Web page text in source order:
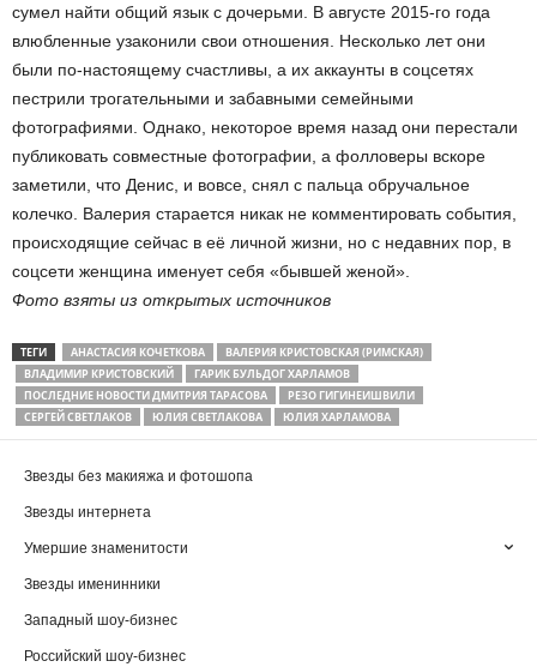
сумел найти общий язык с дочерьми. В августе 2015-го года
влюбленные узаконили свои отношения. Несколько лет они
были по-настоящему счастливы, а их аккаунты в соцсетях
пестрили трогательными и забавными семейными
фотографиями. Однако, некоторое время назад они перестали
публиковать совместные фотографии, а фолловеры вскоре
заметили, что Денис, и вовсе, снял с пальца обручальное
колечко. Валерия старается никак не комментировать события,
происходящие сейчас в её личной жизни, но с недавних пор, в
соцсети женщина именует себя «бывшей женой».
Фото взяты из открытых источников
ТЕГИ АНАСТАСИЯ КОЧЕТКОВА
ВАЛЕРИЯ КРИСТОВСКАЯ (РИМСКАЯ)
ВЛАДИМИР КРИСТОВСКИЙ
ГАРИК БУЛЬДОГ ХАРЛАМОВ
ПОСЛЕДНИЕ НОВОСТИ ДМИТРИЯ ТАРАСОВА
РЕЗО ГИГИНЕИШВИЛИ
СЕРГЕЙ СВЕТЛАКОВ
ЮЛИЯ СВЕТЛАКОВА ЮЛИЯ ХАРЛАМОВА
Звезды без макияжа и фотошопа
Звезды интернета
Умершие знаменитости
Звезды именинники
Западный шоу-бизнес
Российский шоу-бизнес